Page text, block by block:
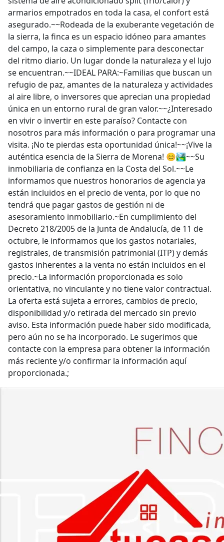
armarios empotrados en toda la casa, el confort está
asegurado.~~Rodeada de la exuberante vegetación de
la sierra, la finca es un espacio idóneo para amantes
del campo, la caza o simplemente para desconectar
del ritmo diario. Un lugar donde la naturaleza y el lujo
se encuentran.~~IDEAL PARA:~Familias que buscan un
refugio de paz, amantes de la naturaleza y actividades
al aire libre, o inversores que aprecian una propiedad
única en un entorno rural de gran valor.~~¿Interesado
en vivir o invertir en este paraíso? Contacte con
nosotros para más información o para programar una
visita. ¡No te pierdas esta oportunidad única!~~¡Vive la
auténtica esencia de la Sierra de Morena! 😊🏞️~~Su
inmobiliaria de confianza en la Costa del Sol.~~Le
informamos que nuestros honorarios de agencia ya
están incluidos en el precio de venta, por lo que no
tendrá que pagar gastos de gestión ni de
asesoramiento inmobiliario.~En cumplimiento del
Decreto 218/2005 de la Junta de Andalucía, de 11 de
octubre, le informamos que los gastos notariales,
registrales, de transmisión patrimonial (ITP) y demás
gastos inherentes a la venta no están incluidos en el
precio.~La información proporcionada es solo
orientativa, no vinculante y no tiene valor contractual.
La oferta está sujeta a errores, cambios de precio,
disponibilidad y/o retirada del mercado sin previo
aviso. Esta información puede haber sido modificada,
pero aún no se ha incorporado. Le sugerimos que
contacte con la empresa para obtener la información
más reciente y/o confirmar la información aquí
proporcionada.;